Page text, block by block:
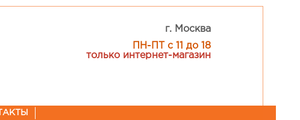
г. Москва
ПН-ПТ с 11 до 18
только интернет-магазин